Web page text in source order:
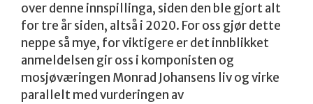
over denne innspillinga, siden den ble gjort alt
for tre år siden, altså i 2020. For oss gjør dette
neppe så mye, for viktigere er det innblikket
anmeldelsen gir oss i komponisten og
mosjøværingen Monrad Johansens liv og virke
parallelt med vurderingen av